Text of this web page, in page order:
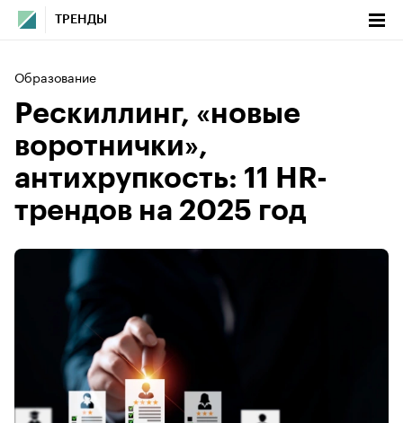
ТРЕНДЫ
Образование
Рескиллинг, «новые
воротнички»,
антихрупкость: 11 HR-
трендов на 2025 год